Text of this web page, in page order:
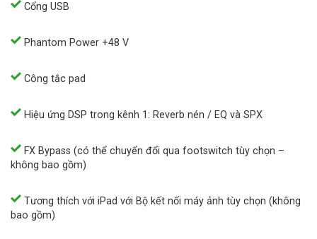
Cổng USB
Phantom Power +48 V
Công tắc pad
Hiệu ứng DSP trong kênh 1: Reverb nén / EQ và SPX
FX Bypass (có thể chuyển đổi qua footswitch tùy chọn –
không bao gồm)
Tương thích với iPad với Bộ kết nối máy ảnh tùy chọn (không
bao gồm)